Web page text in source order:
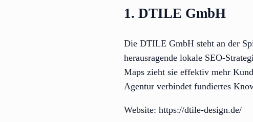
1. DTILE GmbH
Die DTILE GmbH steht an der
herausragende lokale SEO-
Maps zieht sie effektiv mehr
Agentur verbindet fundiertes
Website: https://dtile-design.de/